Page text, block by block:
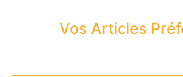
Vos Articles